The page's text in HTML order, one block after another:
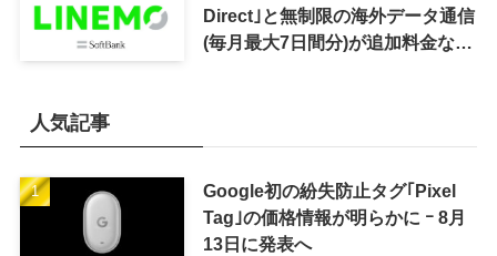
Direct｣と無制限の海外データ通信
(毎月最大7日間分)が追加料金なし
人気記事
Google初の紛失防止タグ｢Pixel
Tag｣の価格情報が明らかに ｰ 8月
13日に発表へ